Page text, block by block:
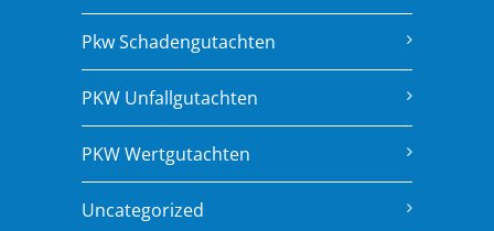
Pkw Schadengutachten
PKW Unfallgutachten
PKW Wertgutachten
Uncategorized